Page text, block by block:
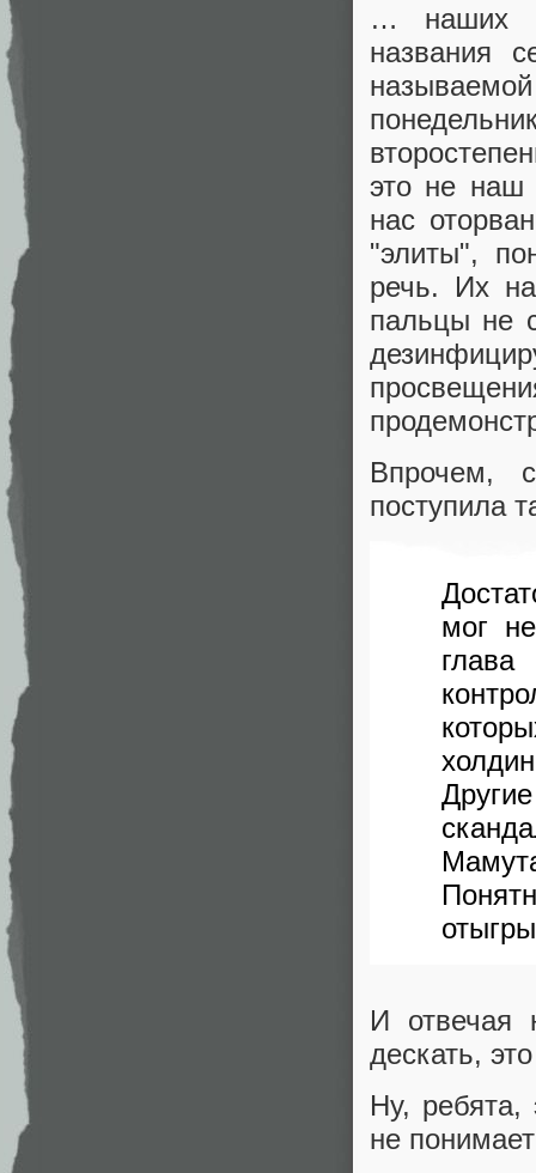
… наших
названия
это не наш
нас
"элиты",
речь. Их
пальцы не
Впрочем,
поступила
мог
глава
И отвечая
дескать,
Ну,
не